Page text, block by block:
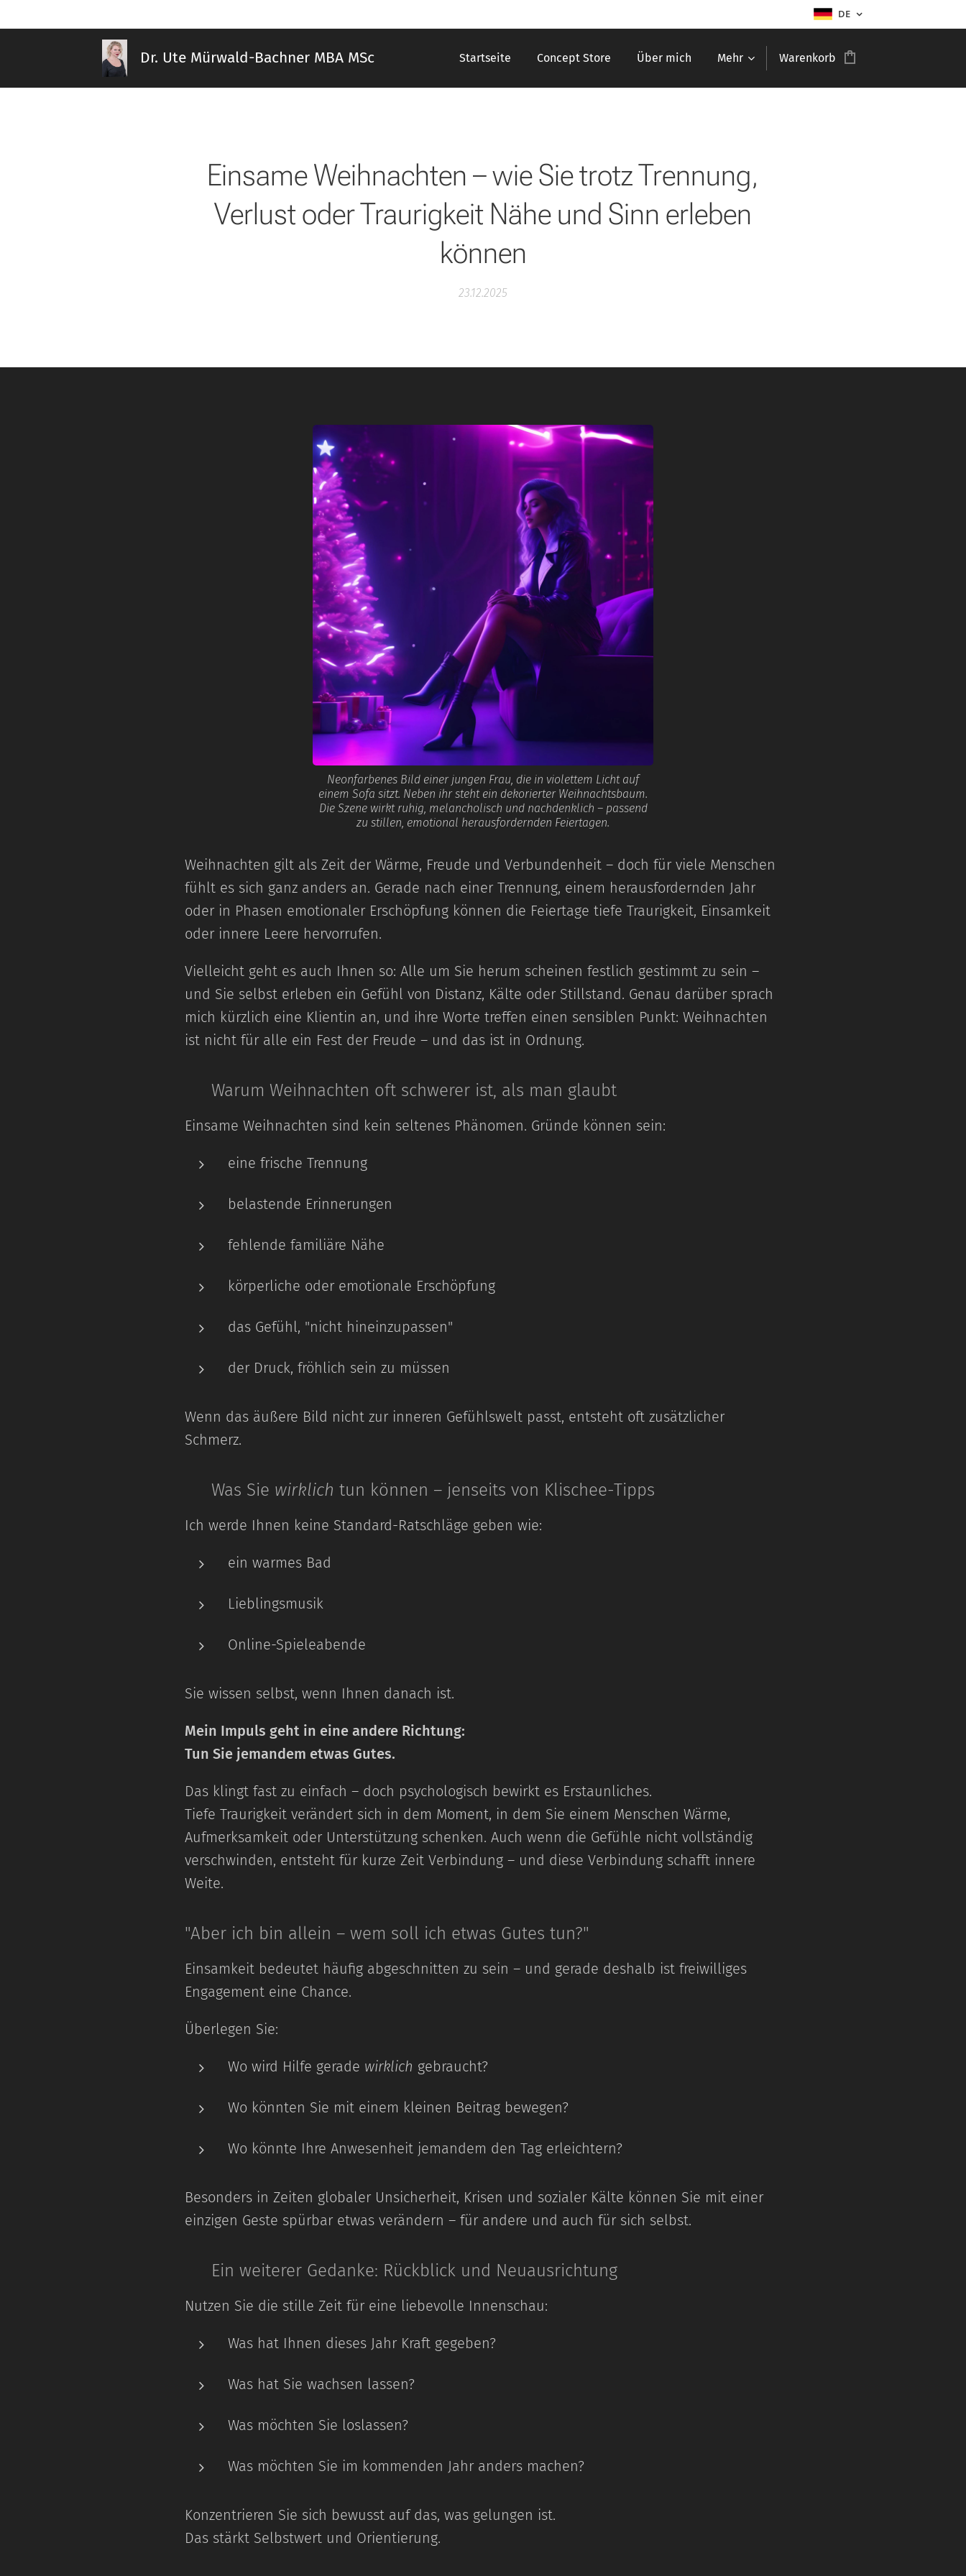
DE
Dr. Ute Mürwald-Bachner MBA MSc Startseite Concept Store Über mich Mehr Warenkorb
Einsame Weihnachten – wie Sie trotz Trennung,
Verlust oder Traurigkeit Nähe und Sinn erleben
können
23.12.2025
Neonfarbenes Bild einer jungen Frau, die in violettem Licht auf
einem Sofa sitzt. Neben ihr steht ein dekorierter Weihnachtsbaum.
Die Szene wirkt ruhig, melancholisch und nachdenklich – passend
zu stillen, emotional herausfordernden Feiertagen.
Weihnachten gilt als Zeit der Wärme, Freude und Verbundenheit – doch für viele Menschen
fühlt es sich ganz anders an. Gerade nach einer Trennung, einem herausfordernden Jahr
oder in Phasen emotionaler Erschöpfung können die Feiertage tiefe Traurigkeit, Einsamkeit
oder innere Leere hervorrufen.
Vielleicht geht es auch Ihnen so: Alle um Sie herum scheinen festlich gestimmt zu sein –
und Sie selbst erleben ein Gefühl von Distanz, Kälte oder Stillstand. Genau darüber sprach
mich kürzlich eine Klientin an, und ihre Worte treffen einen sensiblen Punkt: Weihnachten
ist nicht für alle ein Fest der Freude – und das ist in Ordnung.
🎄 Warum Weihnachten oft schwerer ist, als man glaubt
Einsame Weihnachten sind kein seltenes Phänomen. Gründe können sein:
eine frische Trennung
belastende Erinnerungen
fehlende familiäre Nähe
körperliche oder emotionale Erschöpfung
das Gefühl, "nicht hineinzupassen"
der Druck, fröhlich sein zu müssen
Wenn das äußere Bild nicht zur inneren Gefühlswelt passt, entsteht oft zusätzlicher
Schmerz.
💡 Was Sie wirklich tun können – jenseits von Klischee-Tipps
Ich werde Ihnen keine Standard-Ratschläge geben wie:
ein warmes Bad
Lieblingsmusik
Online-Spieleabende
Sie wissen selbst, wenn Ihnen danach ist.
Mein Impuls geht in eine andere Richtung:
Tun Sie jemandem etwas Gutes.
Das klingt fast zu einfach – doch psychologisch bewirkt es Erstaunliches.
Tiefe Traurigkeit verändert sich in dem Moment, in dem Sie einem Menschen Wärme,
Aufmerksamkeit oder Unterstützung schenken. Auch wenn die Gefühle nicht vollständig
verschwinden, entsteht für kurze Zeit Verbindung – und diese Verbindung schafft innere
Weite.
"Aber ich bin allein – wem soll ich etwas Gutes tun?"
Einsamkeit bedeutet häufig abgeschnitten zu sein – und gerade deshalb ist freiwilliges
Engagement eine Chance.
Überlegen Sie:
Wo wird Hilfe gerade wirklich gebraucht?
Wo könnten Sie mit einem kleinen Beitrag bewegen?
Wo könnte Ihre Anwesenheit jemandem den Tag erleichtern?
Besonders in Zeiten globaler Unsicherheit, Krisen und sozialer Kälte können Sie mit einer
einzigen Geste spürbar etwas verändern – für andere und auch für sich selbst.
🌟 Ein weiterer Gedanke: Rückblick und Neuausrichtung
Nutzen Sie die stille Zeit für eine liebevolle Innenschau:
Was hat Ihnen dieses Jahr Kraft gegeben?
Was hat Sie wachsen lassen?
Was möchten Sie loslassen?
Was möchten Sie im kommenden Jahr anders machen?
Konzentrieren Sie sich bewusst auf das, was gelungen ist.
Das stärkt Selbstwert und Orientierung.